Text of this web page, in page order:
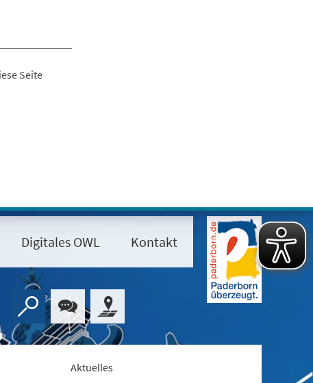
Seite
Digitales OWL Kontakt
Aktuelles